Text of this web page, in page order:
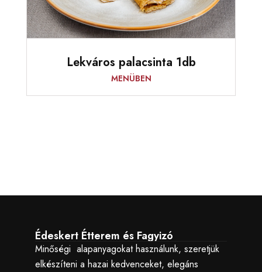
Lekváros palacsinta 1db
MENÜBEN
Édeskert Étterem és Fagyizó
Minőségi alapanyagokat használunk, szeretjük
elkészíteni a hazai kedvenceket, elegáns